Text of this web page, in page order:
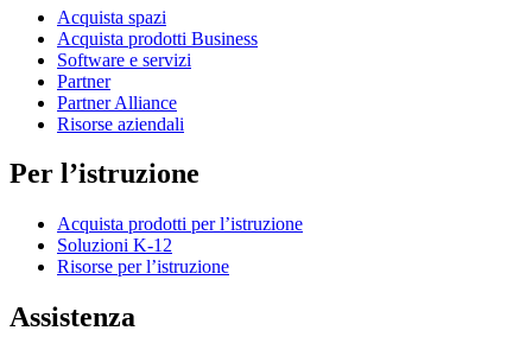
Acquista spazi
Acquista prodotti Business
Software e servizi
Partner
Partner Alliance
Risorse aziendali
Per l’istruzione
Acquista prodotti per l’istruzione
Soluzioni K-12
Risorse per l’istruzione
Assistenza